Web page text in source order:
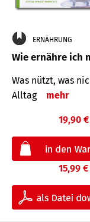
ERNÄHRUNG
Wie ernähre ich
Was nützt, was
Alltag
mehr
19,90 €
15,99 €